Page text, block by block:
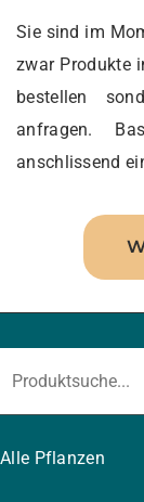
Sie sind im
zwar Produkte
bestellen
anfragen.
anschlissend
Alle Pflanzen